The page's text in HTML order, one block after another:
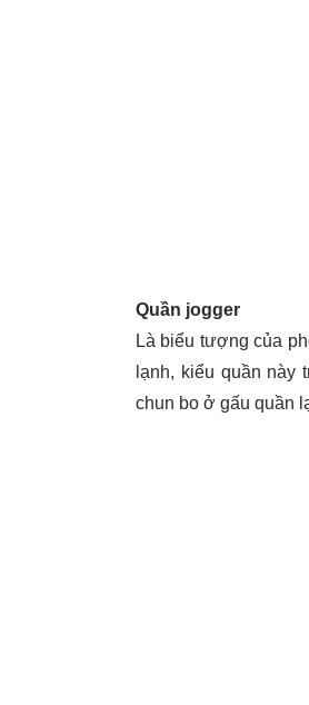
Quần jogger
Là biểu tượng của
lạnh, kiểu quần này
chun bo ở gấu quần